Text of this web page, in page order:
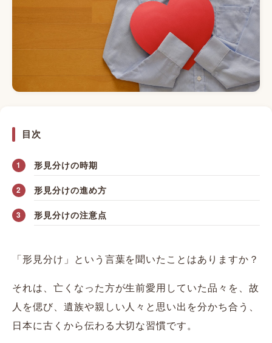
目次
形見分けの時期
形見分けの進め方
形見分けの注意点
「形見分け」という言葉を聞いたことはありますか？
それは、亡くなった方が生前愛用していた品々を、故
人を偲び、遺族や親しい人々と思い出を分かち合う、
日本に古くから伝わる大切な習慣です。